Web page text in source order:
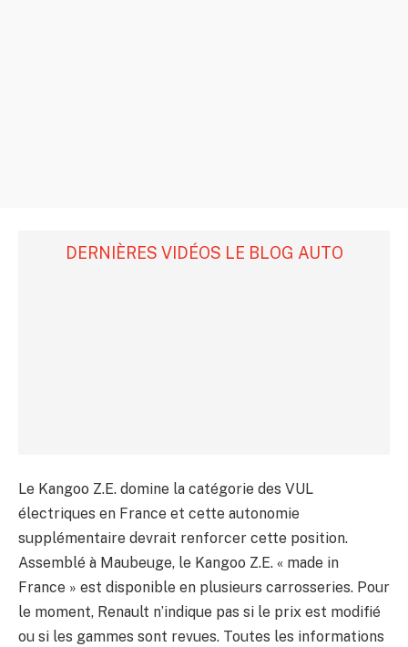
DERNIÈRES VIDÉOS LE BLOG AUTO
Le Kangoo Z.E. domine la catégorie des VUL
électriques en France et cette autonomie
supplémentaire devrait renforcer cette position.
Assemblé à Maubeuge, le Kangoo Z.E. « made in
France » est disponible en plusieurs carrosseries. Pour
le moment, Renault n’indique pas si le prix est modifié
ou si les gammes sont revues. Toutes les informations